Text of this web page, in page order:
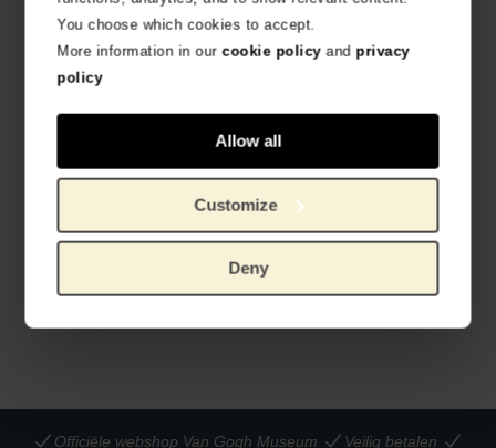
You choose which cookies to accept.
More information in ourcookie policyand privacy
policy
Allow all
Customize
Deny
Bureauplanner Amandelbloesem
€5,74
Officiële webshop Van Gogh Museum
Veilig betalen